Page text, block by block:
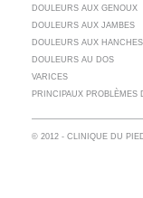
DOULEURS AUX GENOUX
DOULEURS AUX JAMBES
DOULEURS AUX HANCHES
DOULEURS AU DOS
VARICES
PRINCIPAUX PROBLÈMES
© 2012 - CLINIQUE DU